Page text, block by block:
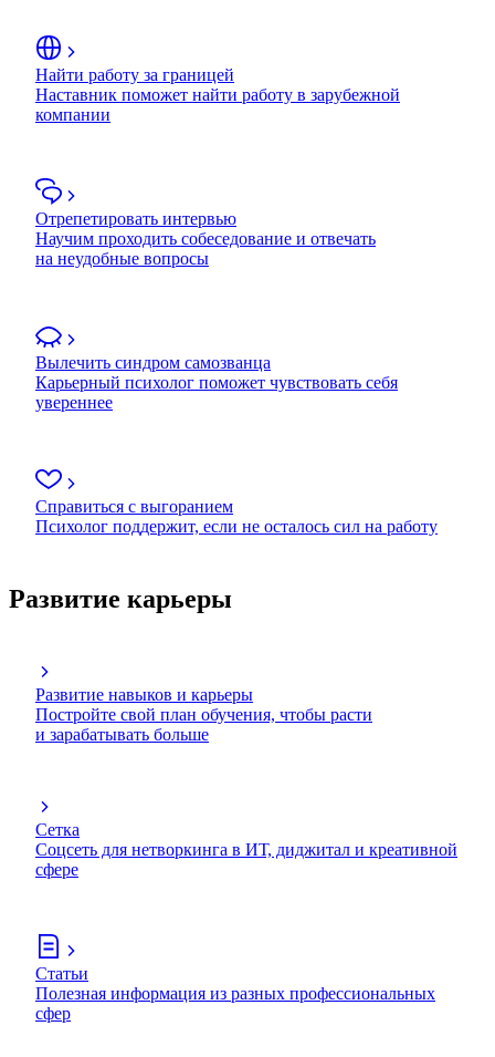
Найти работу за границей
Наставник поможет найти работу в зарубежной
компании
Отрепетировать интервью
Научим проходить собеседование и отвечать
на неудобные вопросы
Вылечить синдром самозванца
Карьерный психолог поможет чувствовать себя
увереннее
Справиться с выгоранием
Психолог поддержит, если не осталось сил на работу
Развитие карьеры
Развитие навыков и карьеры
Постройте свой план обучения, чтобы расти
и зарабатывать больше
Сетка
Соцсеть для нетворкинга в ИТ, диджитал и креативной
сфере
Статьи
Полезная информация из разных профессиональных
сфер